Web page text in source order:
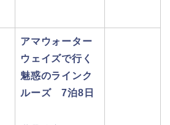
アマウォーター
ウェイズで行く
魅惑のラインク
ルーズ 7泊8日